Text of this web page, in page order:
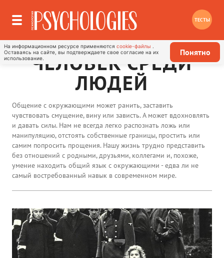
ТЕСТЫ
На информационном ресурсе применяются cookie-файлы
Оставаясь на сайте, вы подтверждаете свое согласие на их
использование.
Понятно
ЧЕЛОВЕК СРЕДИ
ЛЮДЕЙ
Общение с окружающими может ранить, заставить
чувствовать смущение, вину или зависть. А может вдохновлять
и давать силы. Нам не всегда легко распознать ложь или
манипуляцию, отстоять собственные границы, простить или
самим попросить прощения. Нашу жизнь трудно представить
без отношений с родными, друзьями, коллегами и, похоже,
умение находить общий язык с окружающими - едва ли не
самый востребованный навык в современном мире.